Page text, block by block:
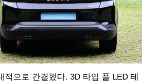
적으로 간결했다. 3D 타입 풀 LED 테